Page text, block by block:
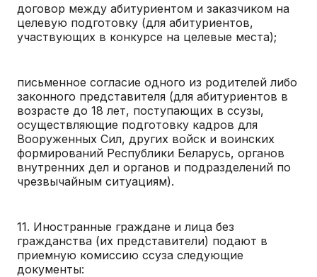
договор между абитуриентом и заказчиком на
целевую подготовку (для абитуриентов,
участвующих в конкурсе на целевые места);
письменное согласие одного из родителей либо
законного представителя (для абитуриентов в
возрасте до 18 лет, поступающих в ссузы,
осуществляющие подготовку кадров для
Вооруженных Сил, других войск и воинских
формирований Республики Беларусь, органов
внутренних дел и органов и подразделений по
чрезвычайным ситуациям).
11. Иностранные граждане и лица без
гражданства (их представители) подают в
приемную комиссию ссуза следующие
документы: